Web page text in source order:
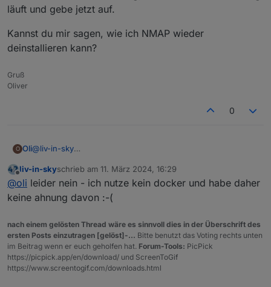
läuft und gebe jetzt auf.
Kannst du mir sagen, wie ich NMAP wieder
deinstallieren kann?
Gruß
Oliver
0
O Oli@liv-in-sky
läuft und gebe jetzt auf.
Kannst du mir sagen, wie ich NMAP wieder deinstallieren
kann?
Offline
liv-in-skyschrieb am 11. März 2024, 16:29
zuletzt editiert von
@oli leider nein - ich nutze kein docker und habe daher
keine ahnung davon :-(
nach einem gelösten Thread wäre es sinnvoll dies in der Überschrift des
ersten Posts einzutragen [gelöst]-... Bitte benutzt das Voting rechts unten
im Beitrag wenn er euch geholfen hat. Forum-Tools: PicPick
https://picpick.app/en/download/ und ScreenToGif
https://www.screentogif.com/downloads.html